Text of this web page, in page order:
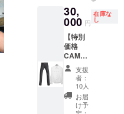
ジーン
ズ育成
セット
＋デザ
イナー
と食
事） ※
画像は
参考と
なりま
す。
30,
000 円
在庫な
し
【特別
価格
CAMPF
IRE限定
セッ
ト】
◆Libert
ad Raw
支援
者：
10人
お届
け予